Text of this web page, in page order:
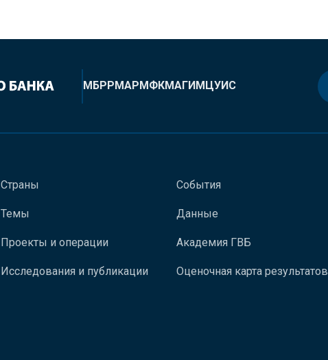
МБРРМАРМФКМАГИМЦУИС
Страны
Темы
Проекты и операции
Исследования и публикации
События
Данные
Академия ГВБ
Оценочная карта результатов